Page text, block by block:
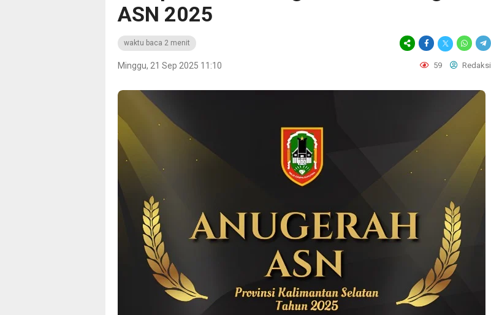
ASN 2025
waktu baca 2 menit
Minggu, 21 Sep 2025 11:10 59 Redaksi